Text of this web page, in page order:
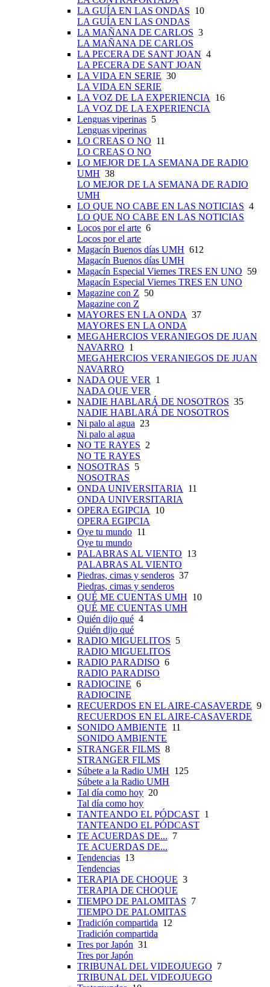
LA GUÍA EN LAS ONDAS 10
LA GUÍA EN LAS ONDAS
LA MAÑANA DE CARLOS 3
LA MAÑANA DE CARLOS
LA PECERA DE SANT JOAN 4
LA PECERA DE SANT JOAN
LA VIDA EN SERIE 30
LA VIDA EN SERIE
LA VOZ DE LA EXPERIENCIA
16
LA VOZ DE LA EXPERIENCIA
Lenguas viperinas 5
Lenguas viperinas
LO CREAS O NO 11
LO CREAS O NO
LO MEJOR DE LA SEMANA DE RADIO
UMH 38
LO MEJOR DE LA SEMANA DE RADIO
UMH
LO QUE NO CABE EN LAS NOTICIAS 4
LO QUE NO CABE EN LAS NOTICIAS
Locos por el arte 6
Locos por el arte
Magacín Buenos días UMH 612
Magacín Buenos días UMH
Magacín Especial Viernes TRES EN UNO 59
Magacín Especial Viernes TRES EN UNO
Magazine con Z 50
Magazine con Z
MAYORES EN LA ONDA 37
MAYORES EN LA ONDA
MEGAHERCIOS VERANIEGOS DE JUAN
NAVARRO 1
MEGAHERCIOS VERANIEGOS DE JUAN
NAVARRO
NADA QUE VER
1
NADA QUE VER
NADIE HABLARÁ DE NOSOTROS 35
NADIE HABLARÁ DE NOSOTROS
Ni palo al agua 23
Ni palo al agua
NO TE RAYES 2
NO TE RAYES
NOSOTRAS 5
NOSOTRAS
ONDA UNIVERSITARIA
11
ONDA UNIVERSITARIA
OPERA EGIPCIA
10
OPERA EGIPCIA
Oye tu mundo 11
Oye tu mundo
PALABRAS AL VIENTO 13
PALABRAS AL VIENTO
Piedras, cimas y senderos 37
Piedras, cimas y senderos
QUÉ ME CUENTAS UMH 10
QUÉ ME CUENTAS UMH
Quién dijo qué 4
Quién dijo qué
RADIO MIGUELITOS 5
RADIO MIGUELITOS
RADIO PARADISO 6
RADIO PARADISO
RADIOCINE 6
RADIOCINE
RECUERDOS EN EL AIRE-CASAVERDE 9
RECUERDOS EN EL AIRE-CASAVERDE
SONIDO AMBIENTE 11
SONIDO AMBIENTE
STRANGER FILMS 8
STRANGER FILMS
Súbete a la Radio UMH 125
Súbete a la Radio UMH
Tal día como hoy 20
Tal día como hoy
TANTEANDO EL PÓDCAST 1
TANTEANDO EL PÓDCAST
TE ACUERDAS DE... 7
TE ACUERDAS DE...
Tendencias 13
Tendencias
TERAPIA DE CHOQUE 3
TERAPIA DE CHOQUE
TIEMPO DE PALOMITAS 7
TIEMPO DE PALOMITAS
Tradición compartida 12
Tradición compartida
Tres por Japón 31
Tres por Japón
TRIBUNAL DEL VIDEOJUEGO 7
TRIBUNAL DEL VIDEOJUEGO